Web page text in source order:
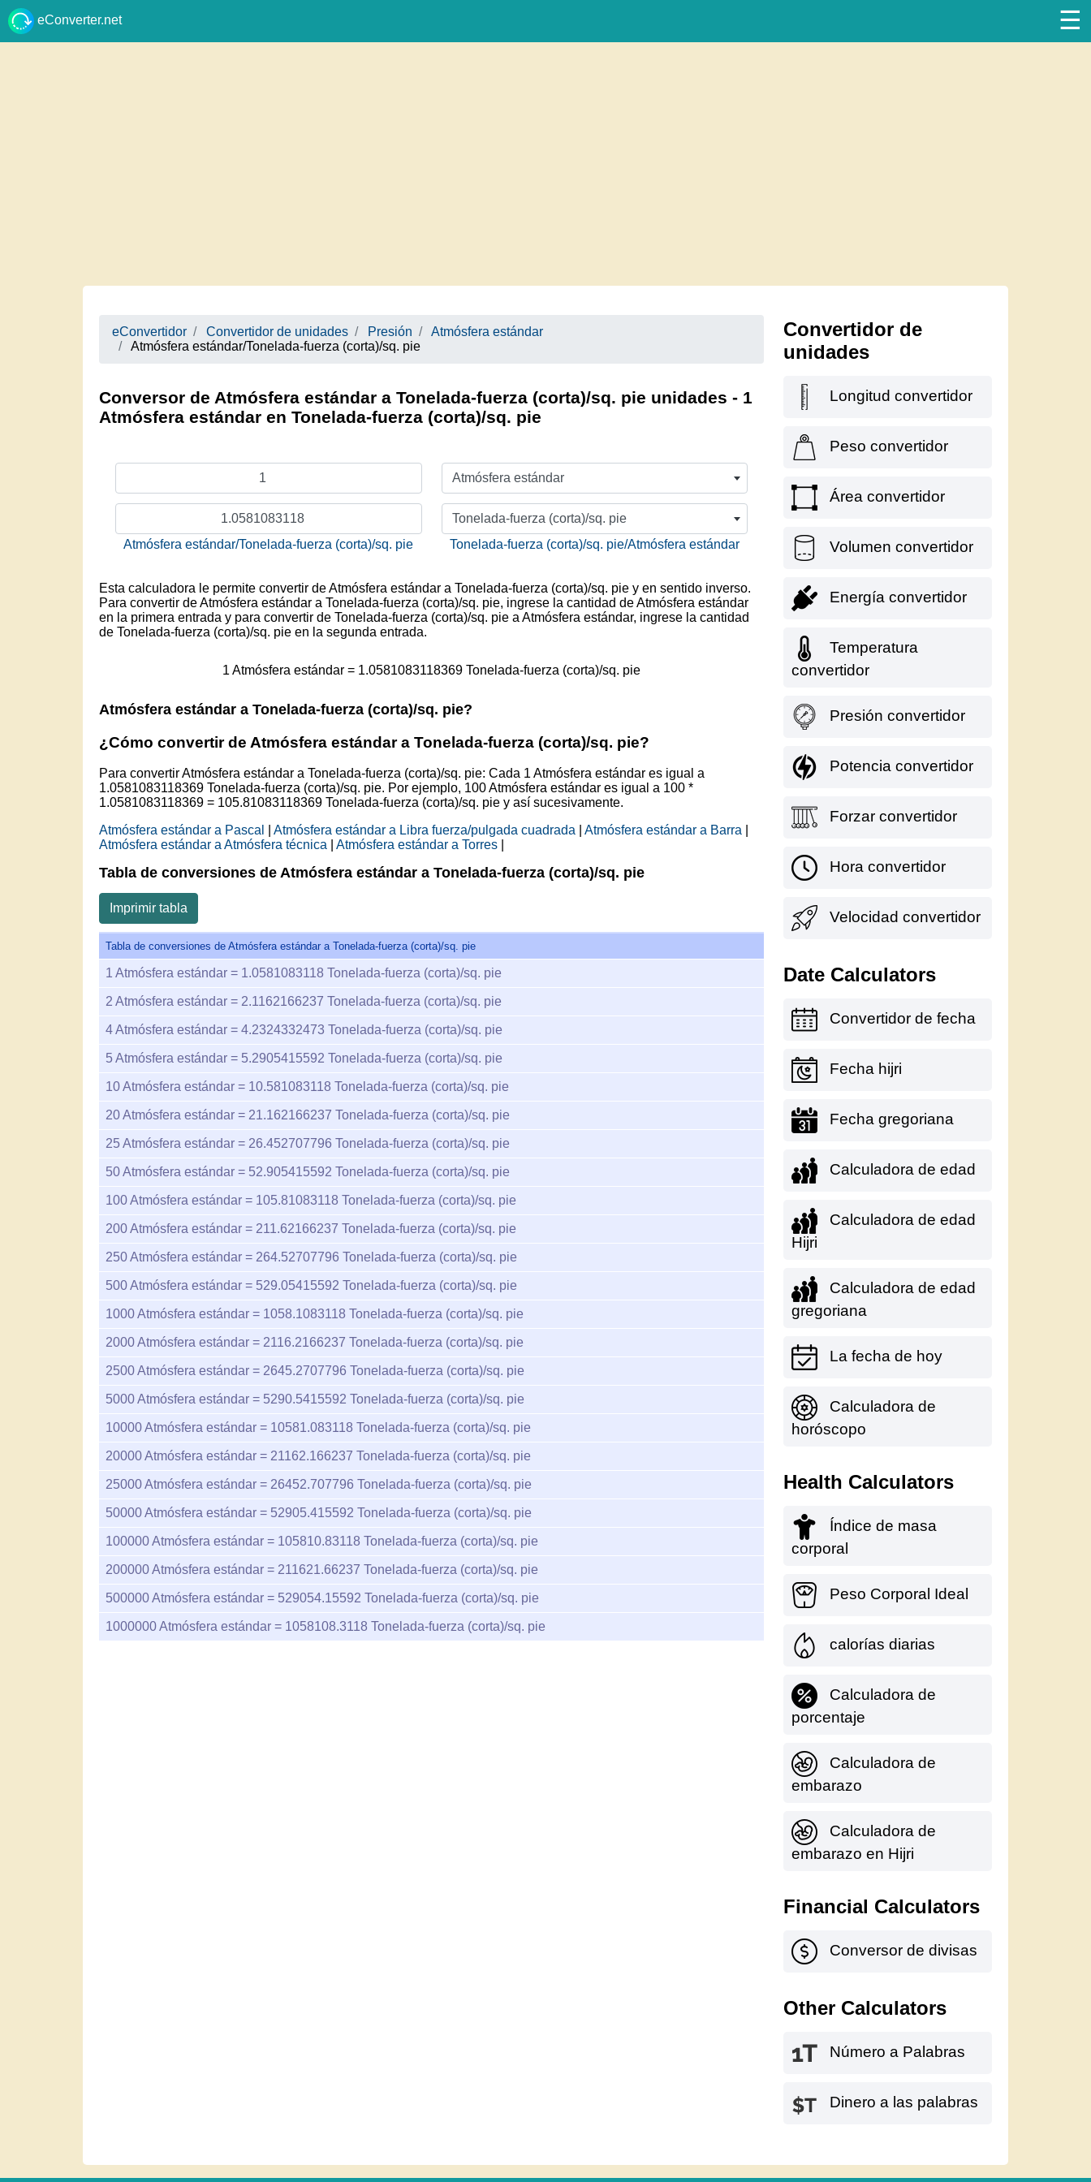
eConverter.net ☰
eConvertidor Convertidor de unidades Presión
Atmósfera estándar
Atmósfera estándar/Tonelada-fuerza (corta)/sq. pie
Conversor de Atmósfera estándar a Tonelada-fuerza (corta)/sq. pie unidades - 1
Atmósfera estándar en Tonelada-fuerza (corta)/sq. pie
Atmósfera estándar
Tonelada-fuerza (corta)/sq. pie
Atmósfera estándar/Tonelada-fuerza (corta)/sq. pie
Tonelada-fuerza (corta)/sq. pie/Atmósfera estándar
Esta calculadora le permite convertir de Atmósfera estándar a Tonelada-fuerza (corta)/sq. pie y en sentido inverso.
Para convertir de Atmósfera estándar a Tonelada-fuerza (corta)/sq. pie, ingrese la cantidad de Atmósfera estándar
en la primera entrada y para convertir de Tonelada-fuerza (corta)/sq. pie a Atmósfera estándar, ingrese la cantidad
de Tonelada-fuerza (corta)/sq. pie en la segunda entrada.
1 Atmósfera estándar = 1.0581083118369 Tonelada-fuerza (corta)/sq. pie
Atmósfera estándar a Tonelada-fuerza (corta)/sq. pie?
¿Cómo convertir de Atmósfera estándar a Tonelada-fuerza (corta)/sq. pie?
Para convertir Atmósfera estándar a Tonelada-fuerza (corta)/sq. pie: Cada 1 Atmósfera estándar es igual a
1.0581083118369 Tonelada-fuerza (corta)/sq. pie. Por ejemplo, 100 Atmósfera estándar es igual a 100 *
1.0581083118369 = 105.81083118369 Tonelada-fuerza (corta)/sq. pie y así sucesivamente.
Atmósfera estándar a Pascal
Atmósfera estándar a Libra fuerza/pulgada cuadrada Atmósfera estándar a Barra
Atmósfera estándar a Atmósfera técnica
Atmósfera estándar a Torres
Tabla de conversiones de Atmósfera estándar a Tonelada-fuerza (corta)/sq. pie
Imprimir tabla
Tabla de conversiones de Atmósfera estándar a Tonelada-fuerza (corta)/sq. pie
1 Atmósfera estándar = 1.0581083118 Tonelada-fuerza (corta)/sq. pie
2 Atmósfera estándar = 2.1162166237 Tonelada-fuerza (corta)/sq. pie
4Atmósfera estándar = 4.2324332473 Tonelada-fuerza (corta)/sq. pie
5Atmósfera estándar = 5.2905415592 Tonelada-fuerza (corta)/sq. pie
10Atmósfera estándar = 10.581083118 Tonelada-fuerza (corta)/sq. pie
20Atmósfera estándar = 21.162166237 Tonelada-fuerza (corta)/sq. pie
25Atmósfera estándar = 26.452707796 Tonelada-fuerza (corta)/sq. pie
50Atmósfera estándar = 52.905415592 Tonelada-fuerza (corta)/sq. pie
100Atmósfera estándar = 105.81083118 Tonelada-fuerza (corta)/sq. pie
200Atmósfera estándar = 211.62166237 Tonelada-fuerza (corta)/sq. pie
250Atmósfera estándar = 264.52707796 Tonelada-fuerza (corta)/sq. pie
500Atmósfera estándar = 529.05415592 Tonelada-fuerza (corta)/sq. pie
1000Atmósfera estándar = 1058.1083118 Tonelada-fuerza (corta)/sq. pie
2000Atmósfera estándar = 2116.2166237 Tonelada-fuerza (corta)/sq. pie
2500Atmósfera estándar = 2645.2707796 Tonelada-fuerza (corta)/sq. pie
5000Atmósfera estándar = 5290.5415592 Tonelada-fuerza (corta)/sq. pie
10000Atmósfera estándar = 10581.083118 Tonelada-fuerza (corta)/sq. pie
20000Atmósfera estándar = 21162.166237 Tonelada-fuerza (corta)/sq. pie
25000Atmósfera estándar = 26452.707796 Tonelada-fuerza (corta)/sq. pie
50000Atmósfera estándar = 52905.415592 Tonelada-fuerza (corta)/sq. pie
100000Atmósfera estándar = 105810.83118 Tonelada-fuerza (corta)/sq. pie
200000Atmósfera estándar = 211621.66237 Tonelada-fuerza (corta)/sq. pie
500000Atmósfera estándar = 529054.15592 Tonelada-fuerza (corta)/sq. pie
1000000Atmósfera estándar = 1058108.3118 Tonelada-fuerza (corta)/sq. pie
Convertidor de
unidades
Longitud convertidor
Peso convertidor
Área convertidor
Volumen convertidor
Energía convertidor
Temperatura
convertidor
Presión convertidor
Potencia convertidor
Forzar convertidor
Hora convertidor
Velocidad convertidor
Date Calculators
Convertidor de fecha
Fecha hijri
Fecha gregoriana
Calculadora de edad
Calculadora de edad
Hijri
Calculadora de edad
gregoriana
La fecha de hoy
Calculadora de
horóscopo
Health Calculators
Índice de masa
corporal
Peso Corporal Ideal
calorías diarias
Calculadora de
porcentaje
Calculadora de
embarazo
Calculadora de
embarazo en Hijri
Financial Calculators
Conversor de divisas
Other Calculators
Número a Palabras
Dinero a las palabras